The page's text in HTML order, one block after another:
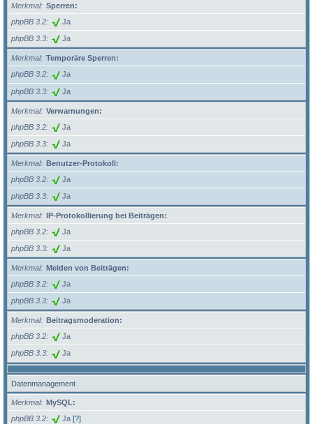
Merkmal
Sperren:
phpBB 3.2
Ja
phpBB 3.3 Ja
Merkmal
Temporäre Sperren:
phpBB 3.2
Ja
phpBB 3.3 Ja
Merkmal
Verwarnungen:
phpBB 3.2
Ja
phpBB 3.3 Ja
Merkmal
Benutzer-Protokoll:
phpBB 3.2
Ja
phpBB 3.3 Ja
Merkmal
IP-Protokollierung bei Beiträgen:
phpBB 3.2
Ja
phpBB 3.3 Ja
Merkmal
Melden von Beiträgen:
phpBB 3.2
Ja
phpBB 3.3 Ja
Merkmal
Beitragsmoderation:
phpBB 3.2
Ja
phpBB 3.3 Ja
Datenmanagement
Merkmal
MySQL:
phpBB 3.2
Ja [?]